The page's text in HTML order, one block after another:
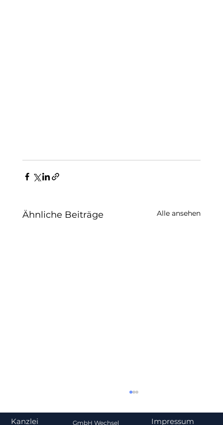
Ähnliche Beiträge Alle ansehen
Kanzlei Impressum
GmbH Wechsel